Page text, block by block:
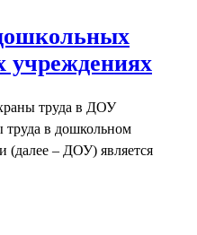
учреждениях
труда в ДОУ
в дошкольном
(далее – ДОУ) является